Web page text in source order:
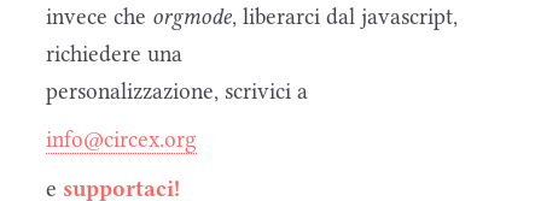
invece che orgmode, liberarci dal javascript,
richiedere una
personalizzazione, scrivici a
info@circex.org
e supportaci!